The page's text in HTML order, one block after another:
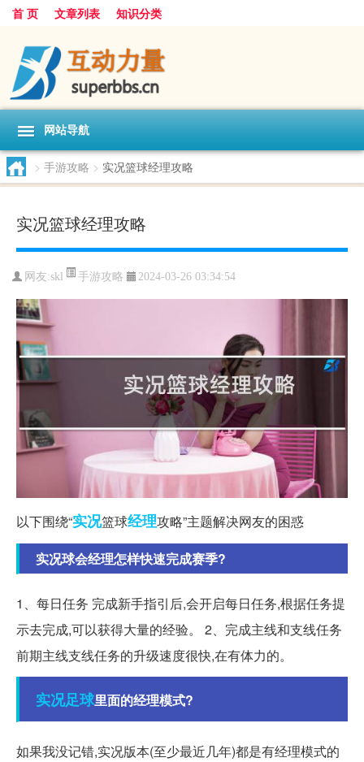
首 页 文章列表 知识分类
网站导航
> 手游攻略 > 实况篮球经理攻略
实况篮球经理攻略
网友:skl 手游攻略 2024-03-26 03:34:54
以下围绕“实况篮球经理攻略”主题解决网友的困惑
实况球会经理怎样快速完成赛季?
1、每日任务 完成新手指引后,会开启每日任务,根据任务提
示去完成,可以获得大量的经验。 2、完成主线和支线任务
前期主线支线任务的升级速度很快,在有体力的。
实况足球里面的经理模式?
如果我没记错,实况版本(至少最近几年)都是有经理模式的